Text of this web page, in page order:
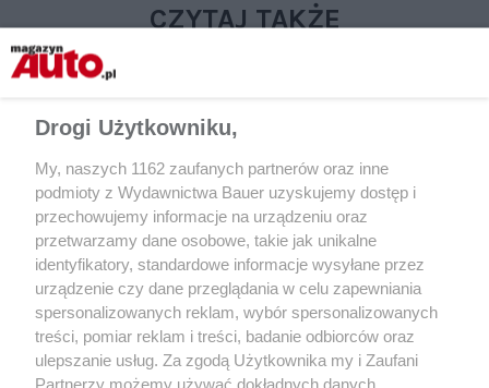
CZYTAJ TAKŻE
PORÓWNANIE
Volvo XC60 B4 benzyna kontra
diesel – TEST
UŻYWANE
Auta ze słabymi,
silnikami – przegląd
Drogi Użytkowniku,
My, naszych 1162 zaufanych partnerów oraz inne
podmioty z Wydawnictwa Bauer uzyskujemy dostęp i
przechowujemy informacje na urządzeniu oraz
przetwarzamy dane osobowe, takie jak unikalne
identyfikatory, standardowe informacje wysyłane przez
urządzenie czy dane przeglądania w celu zapewniania
spersonalizowanych reklam, wybór spersonalizowanych
treści, pomiar reklam i treści, badanie odbiorców oraz
ulepszanie usług. Za zgodą Użytkownika my i Zaufani
Partnerzy możemy używać dokładnych danych